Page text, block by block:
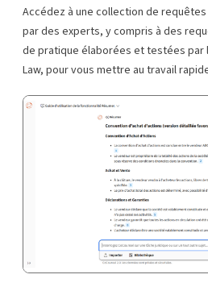
Accédez à une collection de
par des experts, y compris à des
de pratique élaborées et testées par
Law, pour vous mettre au travail